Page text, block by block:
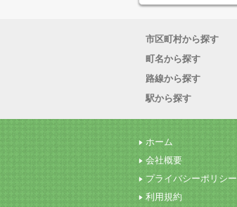
市区町村から探す
町名から探す
路線から探す
駅から探す
ホーム
会社概要
プライバシーポリシー
利用規約